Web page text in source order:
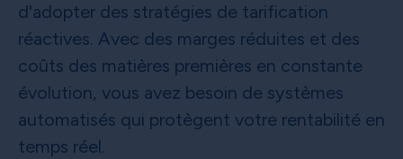
d'adopter des stratégies de tarification
réactives. Avec des marges réduites et des
coûts des matières premières en constante
évolution, vous avez besoin de systèmes
automatisés qui protègent votre rentabilité en
temps réel.